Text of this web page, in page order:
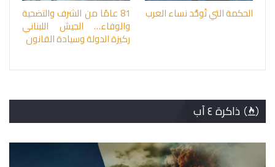
الحكمة التي تُوحِّد نساء العرب 81 عامًا من الشرف والتضحية
والوفاء… الجيش اللبناني
ركيزة الدولة وسيادة القانون
ذاكرة ٤ آب